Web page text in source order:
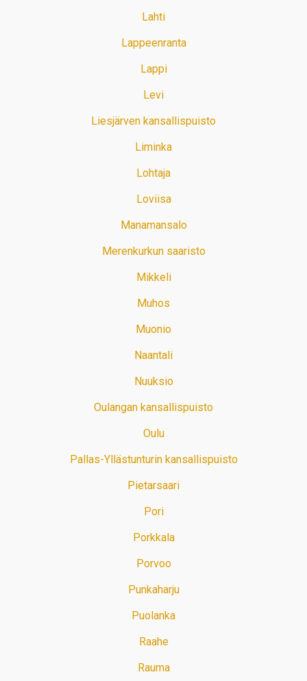
Lahti
Lappeenranta
Lappi
Levi
Liesjärven kansallispuisto
Liminka
Lohtaja
Loviisa
Manamansalo
Merenkurkun saaristo
Mikkeli
Muhos
Muonio
Naantali
Nuuksio
Oulangan kansallispuisto
Oulu
Pallas-Yllästunturin kansallispuisto
Pietarsaari
Pori
Porkkala
Porvoo
Punkaharju
Puolanka
Raahe
Rauma